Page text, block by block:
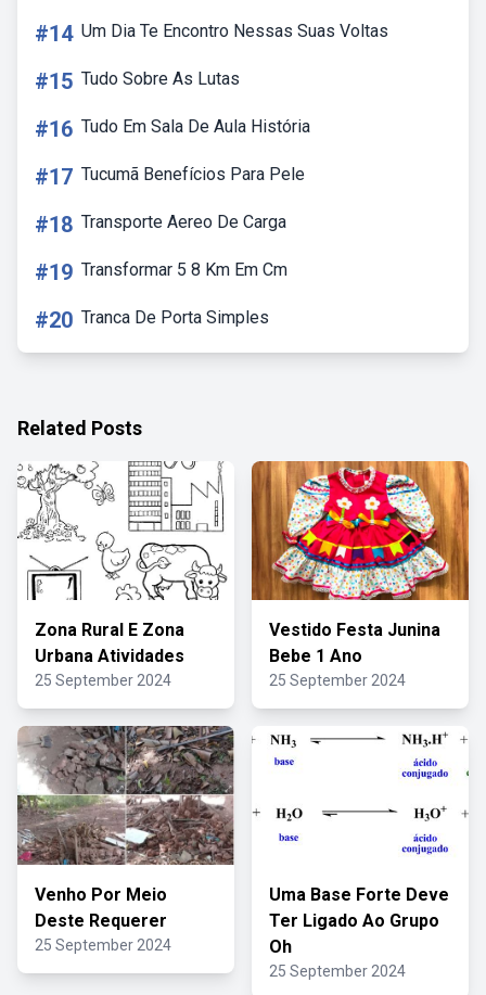
#14 Um Dia Te Encontro Nessas Suas Voltas
#15 Tudo Sobre As Lutas
#16 Tudo Em Sala De Aula História
#17 Tucumã Benefícios Para Pele
#18 Transporte Aereo De Carga
#19 Transformar 5 8 Km Em Cm
#20 Tranca De Porta Simples
Related Posts
Zona Rural E Zona
Urbana Atividades
25 September 2024
Vestido Festa Junina
Bebe 1 Ano
25 September 2024
Venho Por Meio
Deste Requerer
25 September 2024
Uma Base Forte Deve
Ter Ligado Ao Grupo
Oh
25 September 2024